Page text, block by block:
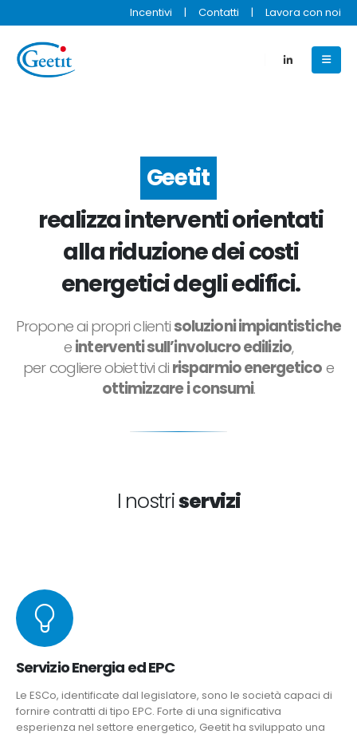
Incentivi | Contatti | Lavora con noi
Geetit
realizza interventi orientati
alla riduzione dei costi
energetici degli edifici.
Propone ai propri clientisoluzioni impiantistiche
e interventi sull’involucro edilizio,
per cogliere obiettivi di risparmio energetico e
ottimizzare i consumi.
I nostriservizi
Servizio Energia ed EPC
Le ESCo, identificate dal legislatore, sono le società capaci di
fornire contratti di tipo EPC. Forte di una significativa
esperienza nel settore energetico, Geetit ha sviluppato una